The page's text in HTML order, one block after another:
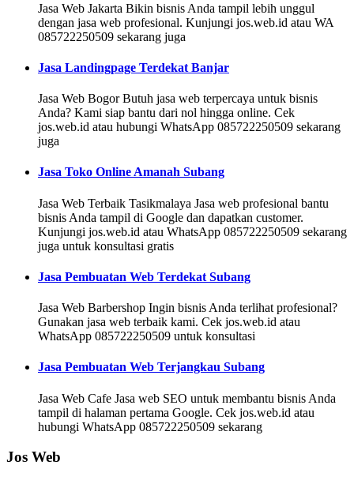
Jasa Web Jakarta Bikin bisnis Anda tampil lebih unggul
dengan jasa web profesional. Kunjungi jos.web.id atau WA
085722250509 sekarang juga
Jasa Landingpage Terdekat Banjar
Jasa Web Bogor Butuh jasa web terpercaya untuk bisnis
Anda? Kami siap bantu dari nol hingga online. Cek
jos.web.id atau hubungi WhatsApp 085722250509 sekarang
juga
Jasa Toko Online Amanah Subang
Jasa Web Terbaik Tasikmalaya Jasa web profesional bantu
bisnis Anda tampil di Google dan dapatkan customer.
Kunjungi jos.web.id atau WhatsApp 085722250509 sekarang
juga untuk konsultasi gratis
Jasa Pembuatan Web Terdekat Subang
Jasa Web Barbershop Ingin bisnis Anda terlihat profesional?
Gunakan jasa web terbaik kami. Cek jos.web.id atau
WhatsApp 085722250509 untuk konsultasi
Jasa Pembuatan Web Terjangkau Subang
Jasa Web Cafe Jasa web SEO untuk membantu bisnis Anda
tampil di halaman pertama Google. Cek jos.web.id atau
hubungi WhatsApp 085722250509 sekarang
Jos Web